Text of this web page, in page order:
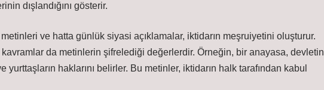
dışlandığını gösterir.
ve hatta günlük siyasi açıklamalar, iktidarın meşruiyetini oluşturur.
da metinlerin şifrelediği değerlerdir. Örneğin, bir anayasa, devletin
yurttaşların haklarını belirler. Bu metinler, iktidarın halk tarafından kabul